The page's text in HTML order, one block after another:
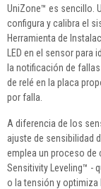
UniZone™ es sencillo.
configura y calibra el
Herramienta de
LED en el sensor
la notificación de
de relé en la placa
por falla.
A diferencia de los
ajuste de sensibilidad
emplea un proceso de
Sensitivity Leveling™ -
o la tensión y optimiza